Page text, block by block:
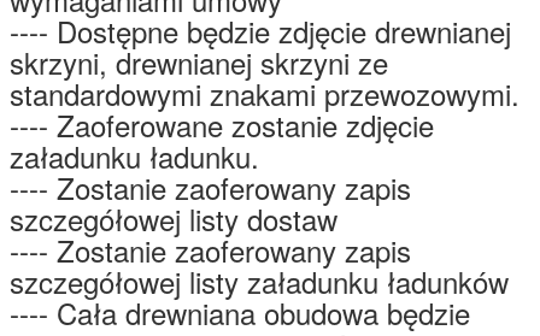
---- Dostępne będzie zdjęcie drewnianej
skrzyni, drewnianej skrzyni ze
standardowymi znakami przewozowymi.
---- Zaoferowane zostanie zdjęcie
załadunku ładunku.
---- Zostanie zaoferowany zapis
szczegółowej listy dostaw
---- Zostanie zaoferowany zapis
szczegółowej listy załadunku ładunków
---- Cała drewniana obudowa będzie